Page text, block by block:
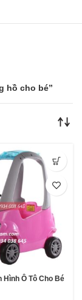
hồ cho bé”
Hình Ô Tô Cho Bé